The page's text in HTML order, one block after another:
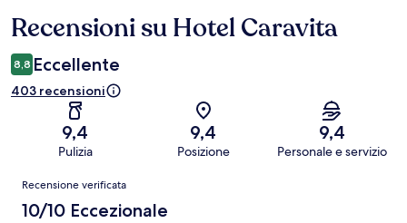
Recensioni
Recensioni su Hotel Caravita
8,8 Eccellente
403 recensioni
9,4
Pulizia
9,4
Posizione
9,4
Personale e servizio
Recensioni
Recensione verificata
10/10 Eccezionale